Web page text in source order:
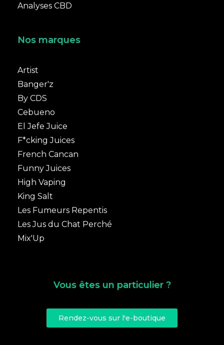
Analyses CBD
Nos marques
Artist
Banger'z
By CDS
Cebueno
El Jefe Juice
F*cking Juices
French Cancan
Funny Juices
High Vaping
King Salt
Les Fumeurs Repentis
Les Jus du Chat Perché
Mix'Up
Vous êtes un particulier ?
Rendez-vous sur l'e-boutique